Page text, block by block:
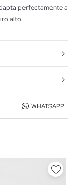
perfectamente a
alto.
WHATSAPP